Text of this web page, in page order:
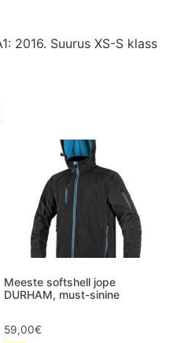
2016. Suurus XS-S klass
Meeste softshell jope
DURHAM, must-sinine
59,00€